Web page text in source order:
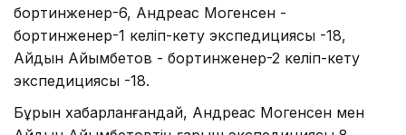
бортинженер-6, Андреас Могенсен -
бортинженер-1 келіп-кету экспедициясы -18,
Айдын Айымбетов - бортинженер-2 келіп-кету
экспедициясы -18.
Бұрын хабарланғандай, Андреас Могенсен мен